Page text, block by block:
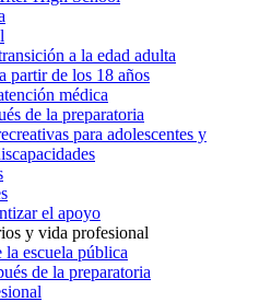
a la edad adulta
partir de los 18 años
médica
de la preparatoria
para adolescentes y
el apoyo
y vida profesional
la escuela pública
de la preparatoria